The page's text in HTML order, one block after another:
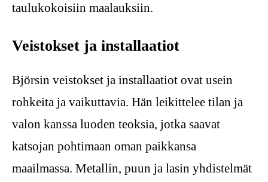
taulukokoisiin maalauksiin.
Veistokset ja installaatiot
Björsin veistokset ja installaatiot ovat usein
rohkeita ja vaikuttavia. Hän leikittelee tilan ja
valon kanssa luoden teoksia, jotka saavat
katsojan pohtimaan oman paikkansa
maailmassa. Metallin, puun ja lasin yhdistelmät